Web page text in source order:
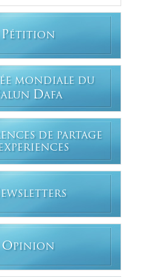
PÉTITION
MONDIALE DU
ALUN DAFA
DE PARTAGE
EWSLETTERS
OPINION